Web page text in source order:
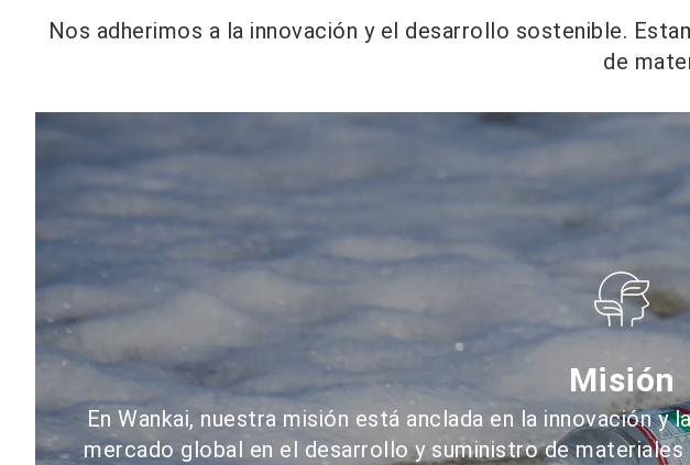
Nos adherimos a la innovación y el desarrollo sostenible.
de
Misión
En Wankai, nuestra misión está anclada en la innovación
mercado global en el desarrollo y suministro de